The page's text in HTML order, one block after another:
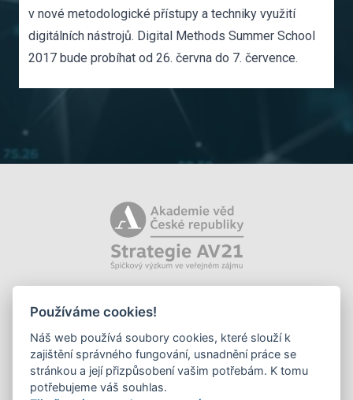
v nové metodologické přístupy a techniky využití
digitálních nástrojů. Digital Methods Summer School
2017 bude probíhat od 26. června do 7. července.
Používáme cookies!
Náš web používá soubory cookies, které slouží k
zajištění správného fungování, usnadnění práce se
stránkou a její přizpůsobení vašim potřebám. K tomu
potřebujeme váš souhlas.